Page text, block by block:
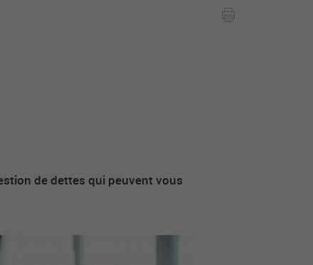
de dettes qui peuvent vous